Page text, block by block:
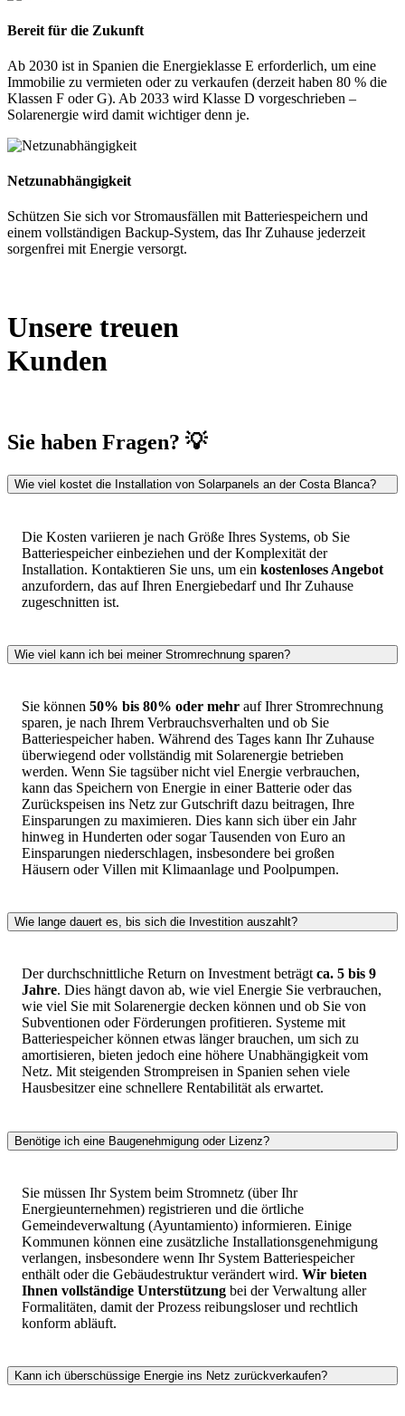
Bereit für die Zukunft
Ab 2030 ist in Spanien die Energieklasse E erforderlich, um eine
Immobilie zu vermieten oder zu verkaufen (derzeit haben 80 % die
Klassen F oder G). Ab 2033 wird Klasse D vorgeschrieben –
Solarenergie wird damit wichtiger denn je.
Netzunabhängigkeit
Schützen Sie sich vor Stromausfällen mit Batteriespeichern und
einem vollständigen Backup-System, das Ihr Zuhause jederzeit
sorgenfrei mit Energie versorgt.
Unsere treuen
Kunden
Sie haben Fragen? 💡
Wie viel kostet die Installation von Solarpanels an der Costa Blanca?
Die Kosten variieren je nach Größe Ihres Systems, ob Sie
Batteriespeicher einbeziehen und der Komplexität der
Installation. Kontaktieren Sie uns, um ein kostenloses Angebot
anzufordern, das auf Ihren Energiebedarf und Ihr Zuhause
zugeschnitten ist.
Wie viel kann ich bei meiner Stromrechnung sparen?
Sie können 50% bis 80% oder mehr auf Ihrer Stromrechnung
sparen, je nach Ihrem Verbrauchsverhalten und ob Sie
Batteriespeicher haben. Während des Tages kann Ihr Zuhause
überwiegend oder vollständig mit Solarenergie betrieben
werden. Wenn Sie tagsüber nicht viel Energie verbrauchen,
kann das Speichern von Energie in einer Batterie oder das
Zurückspeisen ins Netz zur Gutschrift dazu beitragen, Ihre
Einsparungen zu maximieren. Dies kann sich über ein Jahr
hinweg in Hunderten oder sogar Tausenden von Euro an
Einsparungen niederschlagen, insbesondere bei großen
Häusern oder Villen mit Klimaanlage und Poolpumpen.
Wie lange dauert es, bis sich die Investition auszahlt?
Der durchschnittliche Return on Investment beträgt ca. 5 bis 9
Jahre. Dies hängt davon ab, wie viel Energie Sie verbrauchen,
wie viel Sie mit Solarenergie decken können und ob Sie von
Subventionen oder Förderungen profitieren. Systeme mit
Batteriespeicher können etwas länger brauchen, um sich zu
amortisieren, bieten jedoch eine höhere Unabhängigkeit vom
Netz. Mit steigenden Strompreisen in Spanien sehen viele
Hausbesitzer eine schnellere Rentabilität als erwartet.
Benötige ich eine Baugenehmigung oder Lizenz?
Sie müssen Ihr System beim Stromnetz (über Ihr
Energieunternehmen) registrieren und die örtliche
Gemeindeverwaltung (Ayuntamiento) informieren. Einige
Kommunen können eine zusätzliche Installationsgenehmigung
verlangen, insbesondere wenn Ihr System Batteriespeicher
enthält oder die Gebäudestruktur verändert wird. Wir bieten
Ihnen vollständige Unterstützung bei der Verwaltung aller
Formalitäten, damit der Prozess reibungsloser und rechtlich
konform abläuft.
Kann ich überschüssige Energie ins Netz zurückverkaufen?